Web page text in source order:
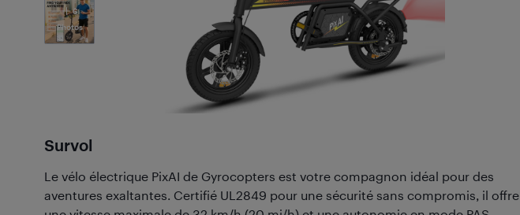
6
Photos
Survol
Le vélo électrique PixAI de Gyrocopters est votre compagnon idéal pour des
aventures exaltantes. Certifié UL2849 pour une sécurité sans compromis, il offre